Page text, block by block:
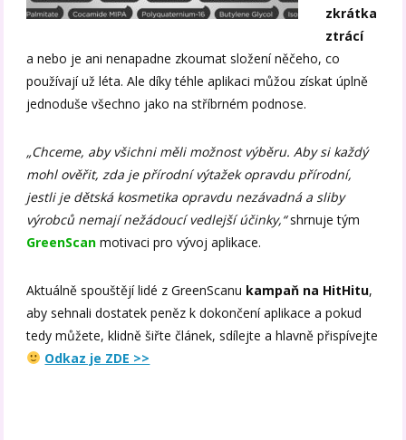
zkrátka
ztrácí
a nebo je ani nenapadne zkoumat složení něčeho, co
používají už léta. Ale díky téhle aplikaci můžou získat úplně
jednoduše všechno jako na stříbrném podnose.
„Chceme, aby všichni měli možnost výběru. Aby si každý
mohl ověřit, zda je přírodní výtažek opravdu přírodní,
jestli je dětská kosmetika opravdu nezávadná a sliby
výrobců nemají nežádoucí vedlejší účinky,“shrnuje tým
GreenScan motivaci pro vývoj aplikace.
Aktuálně spouštějí lidé z GreenScanu kampaň na HitHitu,
aby sehnali dostatek peněz k dokončení aplikace a pokud
tedy můžete, klidně šiřte článek, sdílejte a hlavně přispívejte
Odkaz je ZDE >>